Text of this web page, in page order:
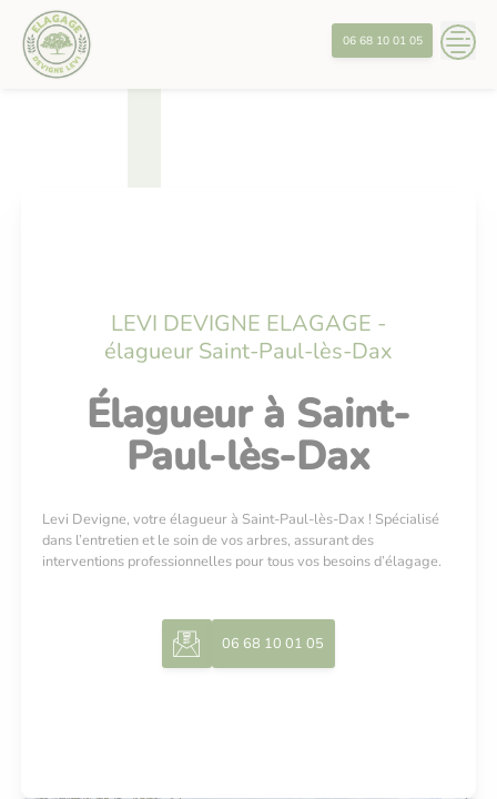
content
06 68 10 01 05
LEVI DEVIGNE ELAGAGE -
élagueur Saint-Paul-lès-Dax
Élagueur à Saint-
Paul-lès-Dax
Levi Devigne, votre élagueur à Saint-Paul-lès-Dax ! Spécialisé
dans l’entretien et le soin de vos arbres, assurant des
interventions professionnelles pour tous vos besoins d’élagage.
06 68 10 01 05